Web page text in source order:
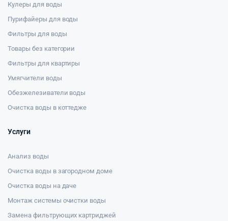
Кулеры для воды
Пурифайеры для воды
Фильтры для воды
Товары без категории
Фильтры для квартиры
Умягчители воды
Обезжелезиватели воды
Очистка воды в коттедже
Услуги
Анализ воды
Очистка воды в загородном доме
Очистка воды на даче
Монтаж системы очистки воды
Замена фильтрующих картриджей